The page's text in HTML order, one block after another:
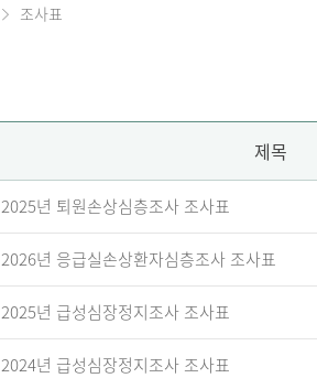
조사표
제목
2025년 퇴원손상심층조사 조사표
2026년 응급실손상환자심층조사 조사표
2025년 급성심장정지조사 조사표
2024년 급성심장정지조사 조사표